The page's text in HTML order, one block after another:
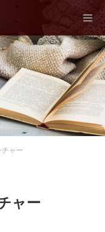
ャー
ャー